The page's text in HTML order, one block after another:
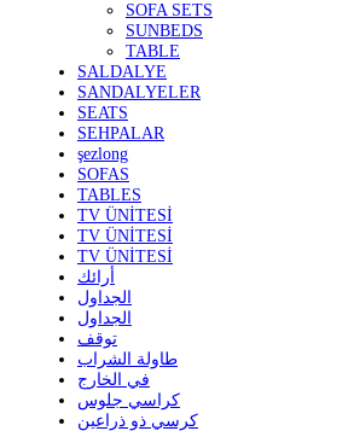
SOFA SETS
SUNBEDS
TABLE
SALDALYE
SANDALYELER
SEATS
SEHPALAR
şezlong
SOFAS
TABLES
TV ÜNİTESİ
TV ÜNİTESİ
TV ÜNİTESİ
أرائك
الجداول
الجداول
توقف
طاولة الشراب
في الخارج
كراسي جلوس
كرسي ذو ذراعين